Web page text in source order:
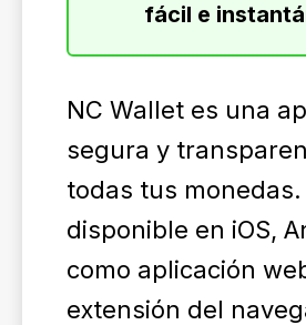
fácil e
NC Wallet es una
segura y
todas tus monedas.
disponible en iOS,
como aplicación
extensión del